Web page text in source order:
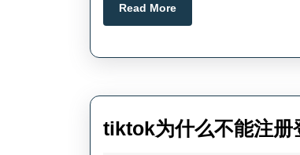
Read MoreRead
More
tiktok为什么不能注册